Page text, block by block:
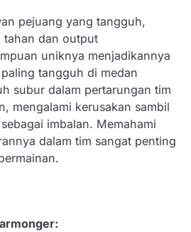
pejuang yang tangguh,
tahan dan output
uniknya menjadikannya
tangguh di medan
subur dalam pertarungan tim
mengalami kerusakan sambil
imbalan. Memahami
dalam tim sangat penting